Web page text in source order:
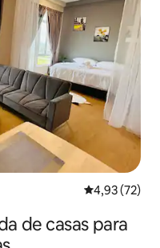
4,93 de uma
4,93 (72)
de casas para